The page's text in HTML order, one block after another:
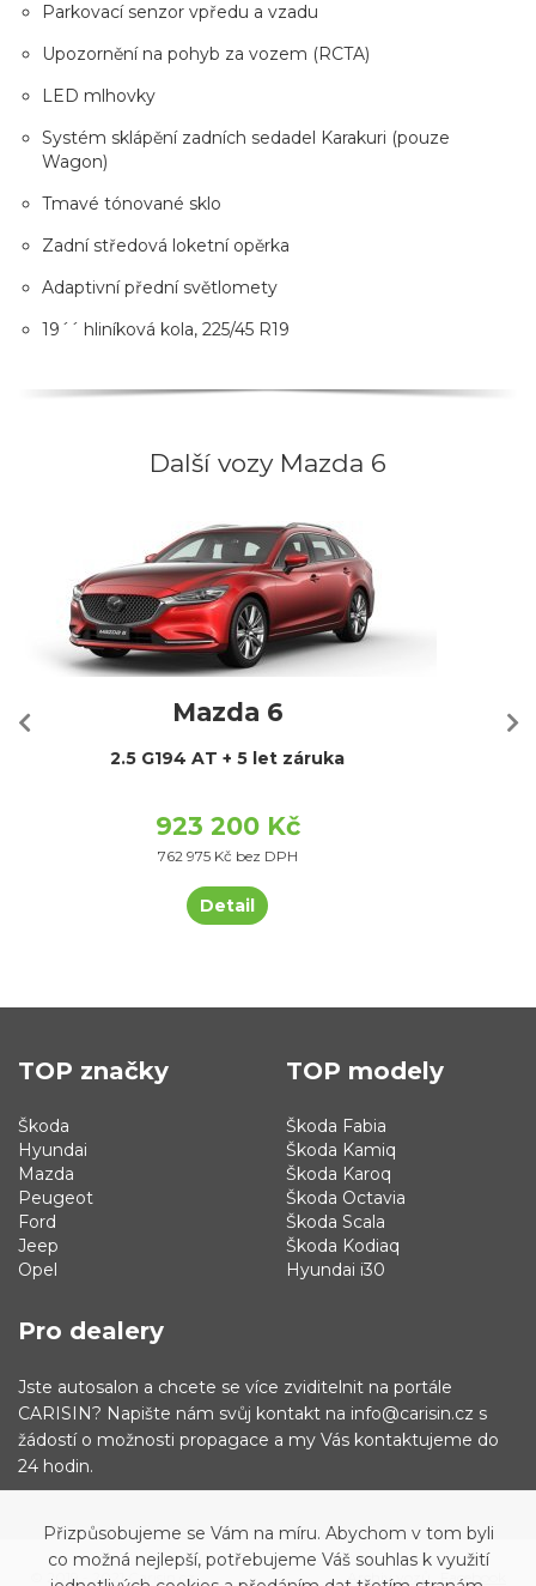
Parkovací senzor vpředu a vzadu
Upozornění na pohyb za vozem (RCTA)
LED mlhovky
Systém sklápění zadních sedadel Karakuri (pouze
Wagon)
Tmavé tónované sklo
Zadní středová loketní opěrka
Adaptivní přední světlomety
19´´ hliníková kola, 225/45 R19
Další vozy Mazda 6
Mazda 6
2.5 G194 AT + 5 let záruka
923 200 Kč
762 975 Kč bez DPH
Detail
TOP značky
Škoda
Hyundai
Mazda
Peugeot
Ford
Jeep
Opel
TOP modely
Škoda Fabia
Škoda Kamiq
Škoda Karoq
Škoda Octavia
Škoda Scala
Škoda Kodiaq
Hyundai i30
Pro dealery
Jste autosalon a chcete se více zviditelnit na portále
CARISIN? Napište nám svůj kontakt na info@carisin.cz s
žádostí o možnosti propagace a my Vás kontaktujeme do
24 hodin.
© 2019 - 2021 Carisin.cz Archiv vozů Facebook
Přizpůsobujeme se Vám na míru. Abychom v tom byli
co možná nejlepší, potřebujeme Váš souhlas k využití